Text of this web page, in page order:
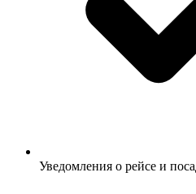
Уведомления о рейсе и